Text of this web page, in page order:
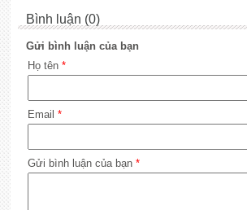
Bình luận (0)
Gửi bình luận của bạn
Họ tên *
Email *
Gửi bình luận của bạn *